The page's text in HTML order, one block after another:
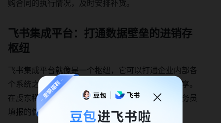
购合同的执行情况，及时安排补货。
飞书集成平台：打通数据壁垒的进销存
枢纽
飞书集成平台就像是一个枢纽，它可以打通企业内部各
个系统之间的数据壁垒，实现数据的实时同步和共享。
在虔东稀土的案例中，他们利用飞书集成平台将业务员
填报的信息实时推送至审批群，提高了审批效率。